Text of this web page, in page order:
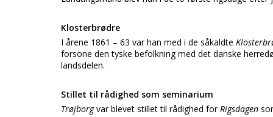
Klosterbrødre
I årene 1861 – 63 var han med i de såkaldte
forsone den tyske befolkning med det danske
landsdelen.
Stillet til rådighed som seminarium
Trøjborgvar blevet stillet til rådighed forRigsdagen